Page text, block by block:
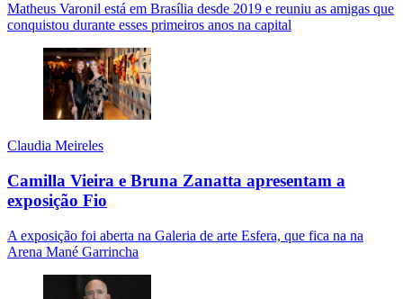
Matheus Varonil está em Brasília desde 2019 e reuniu as amigas que
conquistou durante esses primeiros anos na capital
Claudia Meireles
Camilla Vieira e Bruna Zanatta apresentam a
exposição Fio
A exposição foi aberta na Galeria de arte Esfera, que fica na na
Arena Mané Garrincha